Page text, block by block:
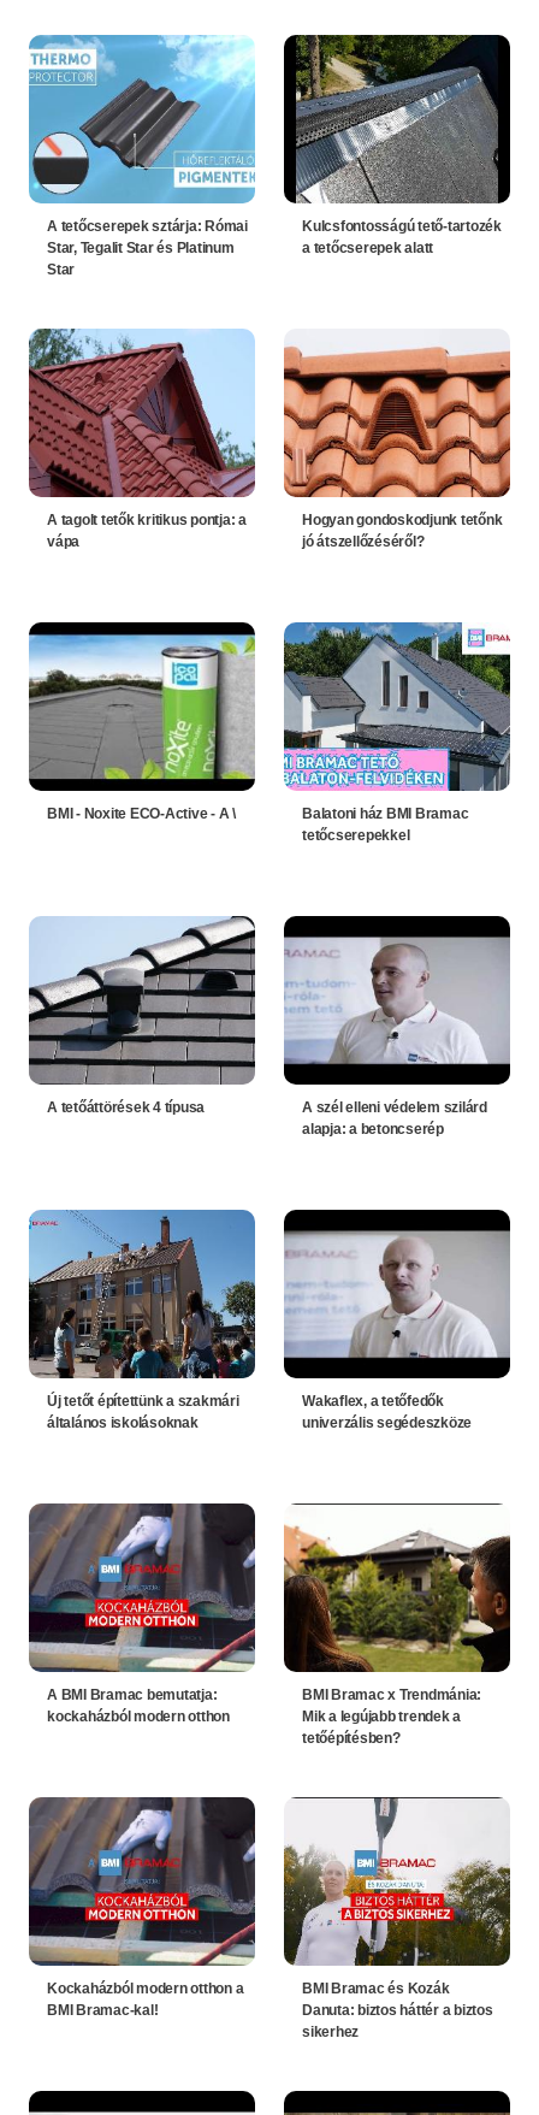
A tetőcserepek sztárja: Római
Star, Tegalit Star és Platinum
Star
Kulcsfontosságú tető-tartozék
a tetőcserepek alatt
A tagolt tetők kritikus pontja: a
vápa
Hogyan gondoskodjunk tetőnk
jó átszellőzéséről?
BMI - Noxite ECO-Active - A \
Balatoni ház BMI Bramac
tetőcserepekkel
A tetőáttörések 4 típusa
A szél elleni védelem szilárd
alapja: a betoncserép
Új tetőt építettünk a szakmári
általános iskolásoknak
Wakaflex, a tetőfedők
univerzális segédeszköze
A BMI Bramac bemutatja:
kockaházból modern otthon
BMI Bramac x Trendmánia:
Mik a legújabb trendek a
tetőépítésben?
Kockaházból modern otthon a
BMI Bramac-kal!
BMI Bramac és Kozák
Danuta: biztos háttér a biztos
sikerhez